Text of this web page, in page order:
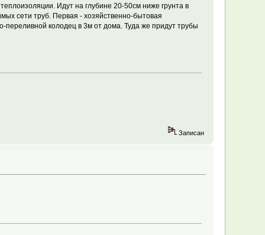
Идут на глубине 20-50см ниже грунта в
сети труб. Первая - хозяйственно-бытовая
переливной колодец в 3м от дома. Туда же придут трубы
Записан